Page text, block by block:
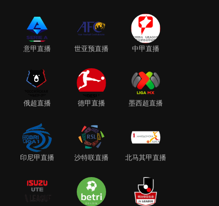
意甲直播 世亚预直播 中甲直播
俄超直播 德甲直播 墨西超直播
印尼甲直播 沙特联直播 北马其甲直播